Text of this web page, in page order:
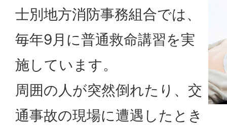
士別地方消防事務組合では、
毎年9月に普通救命講習を実
施しています。
周囲の人が突然倒れたり、交
通事故の現場に遭遇したとき